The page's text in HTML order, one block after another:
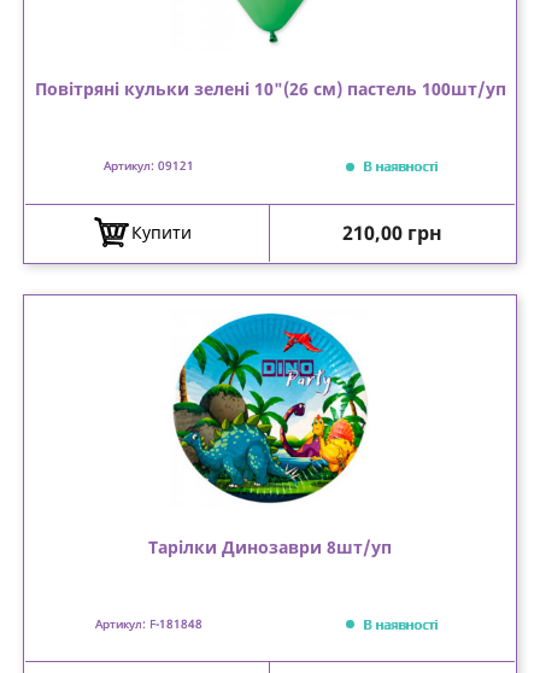
Повітряні кульки зелені 10"(26 см) пастель 100шт/уп
Артикул: 09121 В наявності
Купити Ціна
210,00 грн
Тарілки Динозаври 8шт/уп
Артикул: F-181848 В наявності